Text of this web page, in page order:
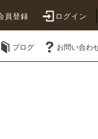
員登録 ログイン
ブログ お問い合わ